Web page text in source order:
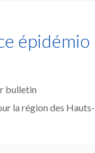
épidémio
bulletin
la région des Hauts-